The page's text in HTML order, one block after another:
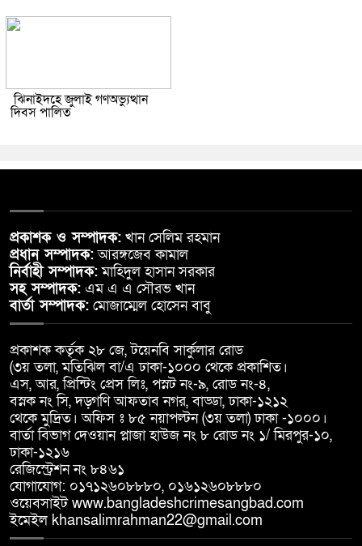
ঝিনাইদহে জুলাই গণঅভ্যুত্থান
দিবস পালিত
প্রকাশক ও সম্পাদক: খান সেলিম রহমান
প্রধান সম্পাদক:আরঙ্গজেব কামাল
নির্বাহী সম্পাদক:মাহিদুল হাসান সরকার
সহ সম্পাদক: এম এ এ সৌরভ খান
বার্তা সম্পাদক: মোজাম্মেল হোসেন বাবু
প্রকাশক কর্তৃক ২৮ জে, টয়েনবি সার্কুলার রোড
(৩য় তলা, মতিঝিল বা/এ ঢাকা-১০০০ থেকে প্রকাশিত।
এস, আর, প্রিন্টিং প্রেস লিঃ, পস্নট নং-৯, রোড নং-৪,
বস্নক নং সি, দড়্গণি আফতাব নগর, বাড্ডা, ঢাকা-১২১২
থেকে মুদ্রিত। অফিস ঃ ৮৫ নয়াপল্টন (৩য় তলা) ঢাকা -১০০০।
বার্তা বিভাগ দেওয়ান প্লাজা হাউজ নং ৮ রোড নং ১/ মিরপুর-১০,
ঢাকা-১২১৬
রেজিস্ট্রেশন নং ৮৪৬১
যোগাযোগ: ০১৭১২৬০৮৮৮০, ০১৬১২৬০৮৮৮০
ওয়েবসাইট www.bangladeshcrimesangbad.com
ইমেইল khansalimrahman22@gmail.com